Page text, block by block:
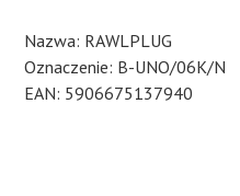
Nazwa: RAWLPLUG
Oznaczenie: B-UNO/06K/N
EAN: 5906675137940